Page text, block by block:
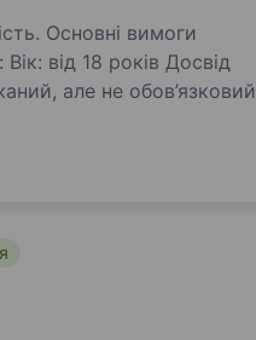
вимоги
але не обов’язковий